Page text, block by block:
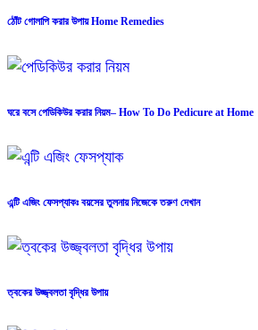
ঠোঁট গোলাপি করার উপায় Home Remedies
ঘরে বসে পেডিকিউর করার নিয়ম– How To Do Pedicure at Home
এন্টি এজিং ফেসপ্যাকঃ বয়সের তুলনায় নিজেকে তরুণ দেখান
ত্বকের উজ্জ্বলতা বৃদ্ধির উপায়